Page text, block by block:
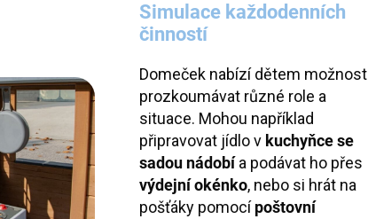
Simulace každodenních
činností
Domeček nabízí dětem možnost
prozkoumávat různé role a
situace. Mohou například
připravovat jídlo v kuchyňce se
sadou nádobía podávat ho přes
výdejní okénko, nebo si hrát na
pošťáky pomocípoštovní